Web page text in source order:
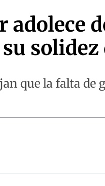
adolece
que la falta de